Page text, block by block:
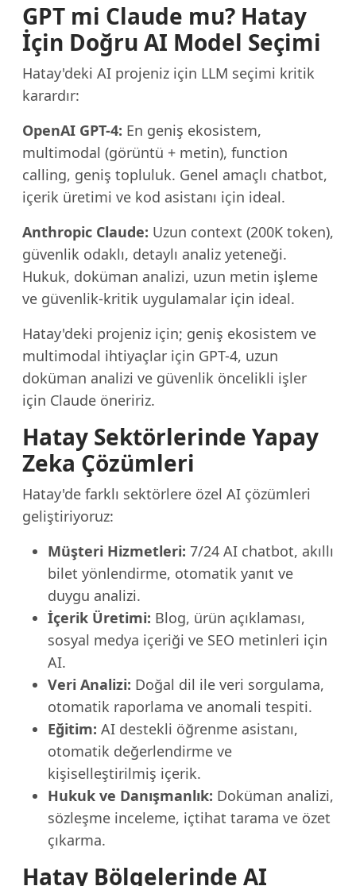
GPT mi Claude mu? Hatay
İçin Doğru AI Model Seçimi
Hatay'deki AI projeniz için LLM seçimi kritik
karardır:
OpenAI GPT-4: En geniş ekosistem,
multimodal (görüntü + metin), function
calling, geniş topluluk. Genel amaçlı chatbot,
içerik üretimi ve kod asistanı için ideal.
Anthropic Claude: Uzun context (200K token),
güvenlik odaklı, detaylı analiz yeteneği.
Hukuk, doküman analizi, uzun metin işleme
ve güvenlik-kritik uygulamalar için ideal.
Hatay'deki projeniz için; geniş ekosistem ve
multimodal ihtiyaçlar için GPT-4, uzun
doküman analizi ve güvenlik öncelikli işler
için Claude öneririz.
Hatay Sektörlerinde Yapay
Zeka Çözümleri
Hatay'de farklı sektörlere özel AI çözümleri
geliştiriyoruz:
Müşteri Hizmetleri: 7/24 AI chatbot, akıllı
bilet yönlendirme, otomatik yanıt ve
duygu analizi.
İçerik Üretimi: Blog, ürün açıklaması,
sosyal medya içeriği ve SEO metinleri için
AI.
Veri Analizi: Doğal dil ile veri sorgulama,
otomatik raporlama ve anomali tespiti.
Eğitim: AI destekli öğrenme asistanı,
otomatik değerlendirme ve
kişiselleştirilmiş içerik.
Hukuk ve Danışmanlık: Doküman analizi,
sözleşme inceleme, içtihat tarama ve özet
çıkarma.
Hatay Bölgelerinde AI